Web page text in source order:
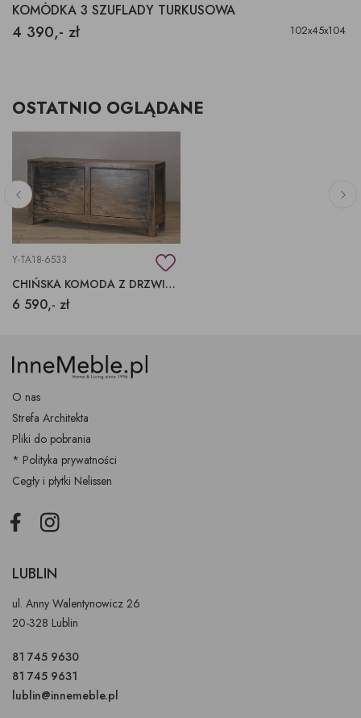
KOMÓDKA 3 SZUFLADY TURKUSOWA
4 390,- zł 102x45x104
OSTATNIO OGLĄDANE
Y-TA18-6533
CHIŃSKA KOMODA Z DRZWIAMI, ORYGINAŁ CHINY
6 590,- zł
O nas
Strefa Architekta
Pliki do pobrania
* Polityka prywatności
Cegły i płytki Nelissen
FacebookInstagram
LUBLIN
ul. Anny Walentynowicz 26
20-328 Lublin
81 745 9630
81 745 9631
lublin@innemeble.pl